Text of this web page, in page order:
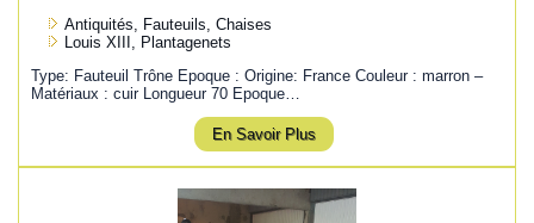
Antiquités, Fauteuils, Chaises
Louis XIII, Plantagenets
Type: Fauteuil Trône Epoque : Origine: France Couleur : marron –
Matériaux : cuir Longueur 70 Epoque…
En Savoir Plus